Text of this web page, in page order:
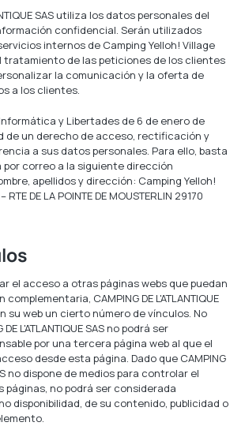
SAS utiliza los datos personales del
confidencial. Serán utilizados
internos de Camping Yelloh! Village
tratamiento de las peticiones de los clientes
la comunicación y la oferta de
a los clientes.
y Libertades de 6 de enero de
de un derecho de acceso, rectificación y
a sus datos personales. Para ello, basta
por correo a la siguiente dirección
apellidos y dirección: Camping Yelloh!
DE LA POINTE DE MOUSTERLIN 29170
el acceso a otras páginas webs que puedan
CAMPING DE L'ATLANTIQUE
su web un cierto número de vínculos. No
L'ATLANTIQUE SAS no podrá ser
por una tercera página web al que el
desde esta página. Dado que CAMPING
no dispone de medios para controlar el
no podrá ser considerada
disponibilidad, de su contenido, publicidad o